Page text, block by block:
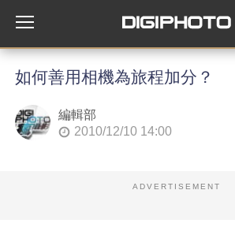
如何善用相機為旅程加分？
編輯部
2010/12/10 14:00
ADVERTISEMENT